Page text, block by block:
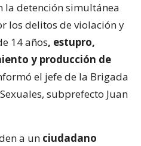
la detención simultánea
los delitos de violación y
14 años, estupro,
y producción de
el jefe de la Brigada
subprefecto Juan
a un ciudadano